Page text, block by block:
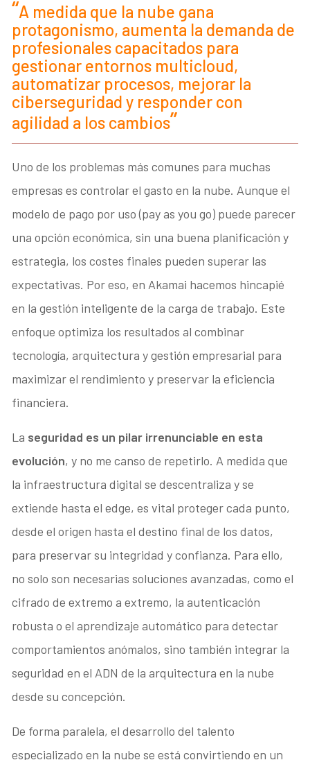
A medida que la nube gana
protagonismo, aumenta la demanda de
profesionales capacitados para
gestionar entornos multicloud,
automatizar procesos, mejorar la
ciberseguridad y responder con
agilidad a los cambios
Uno de los problemas más comunes para muchas
empresas es controlar el gasto en la nube. Aunque el
modelo de pago por uso (pay as you go) puede parecer
una opción económica, sin una buena planificación y
estrategia, los costes finales pueden superar las
expectativas. Por eso, en Akamai hacemos hincapié
en la gestión inteligente de la carga de trabajo. Este
enfoque optimiza los resultados al combinar
tecnología, arquitectura y gestión empresarial para
maximizar el rendimiento y preservar la eficiencia
financiera.
La seguridad es un pilar irrenunciable en esta
evolución, y no me canso de repetirlo. A medida que
la infraestructura digital se descentraliza y se
extiende hasta el edge, es vital proteger cada punto,
desde el origen hasta el destino final de los datos,
para preservar su integridad y confianza. Para ello,
no solo son necesarias soluciones avanzadas, como el
cifrado de extremo a extremo, la autenticación
robusta o el aprendizaje automático para detectar
comportamientos anómalos, sino también integrar la
seguridad en el ADN de la arquitectura en la nube
desde su concepción.
De forma paralela, el desarrollo del talento
especializado en la nube se está convirtiendo en un